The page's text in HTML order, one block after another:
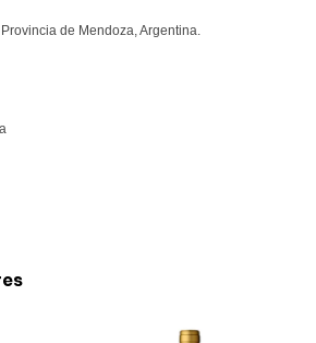
de Mendoza, Argentina.